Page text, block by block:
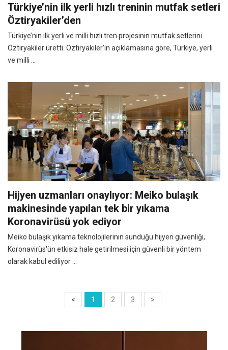
Türkiye’nin ilk yerli hızlı treninin mutfak setleri
Öztiryakiler’den
Türkiye’nin ilk yerli ve milli hızlı tren projesinin mutfak setlerini
Öztiryakiler üretti. Öztiryakiler'in açıklamasına göre, Türkiye, yerli
ve milli ...
Hijyen uzmanları onaylıyor: Meiko bulaşık
makinesinde yapılan tek bir yıkama
Koronavirüsü yok ediyor
Meiko bulaşık yıkama teknolojilerinin sunduğu hijyen güvenliği,
Koronavirüs'ün etkisiz hale getirilmesi için güvenli bir yöntem
olarak kabul ediliyor ...
< 1 2 3 >